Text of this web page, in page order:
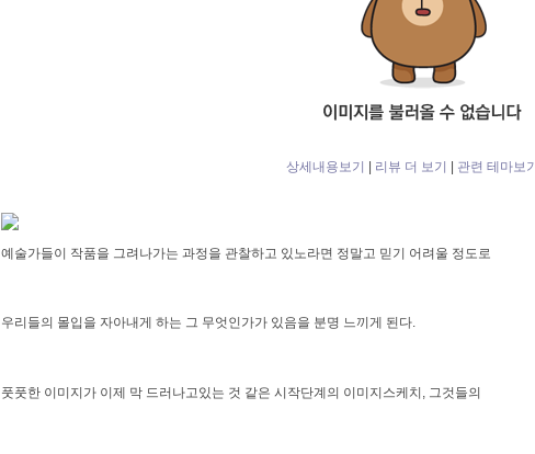
상세내용보기 리뷰 더 보기 관련 테마보기
예술가들이 작품을 그려나가는 과정을 관찰하고 있노라면 정말고 믿기 어려울 정도로
우리들의 몰입을 자아내게 하는 그 무엇인가가 있음을 분명 느끼게 된다.
풋풋한 이미지가 이제 막 드러나고있는 것 같은 시작단계의 이미지스케치, 그것들의